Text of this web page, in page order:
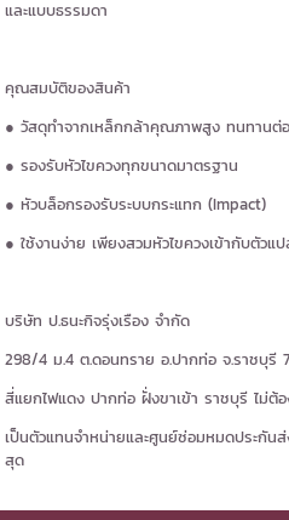
และแบบธรรมดา
คุณสมบัติของสินค้า
● วัสดุทำจากเหล็กกล้าคุณภาพสูง ทนทานต่อ
● รองรับหัวไขควงทุกขนาดมาตรฐาน
● หัวบล็อกรองรับระบบกระแทก (Impact)
● ใช้งานง่าย เพียงสวมหัวไขควงเข้ากับตัวแ
บริษัท ป.ธนะกิจรุ่งเรือง จำกัด
298/4 ม.4 ต.ดอนทราย อ.ปากท่อ จ.ราชบุรี
สี่แยกไฟแดง ปากท่อ ฝั่งขาเข้า ราชบุรี ไม่ต้
เป็นตัวแทนจำหน่ายและศูนย์ซ่อมหมดประกันส่
สุด